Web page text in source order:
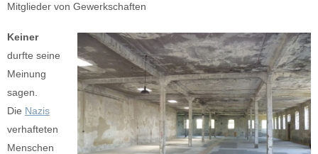
Mitglieder von Gewerkschaften
Keiner
durfte seine
Meinung
sagen.
Die Nazis
verhafteten
Menschen